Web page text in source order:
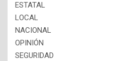
ESTATAL
LOCAL
NACIONAL
OPINIÓN
SEGURIDAD